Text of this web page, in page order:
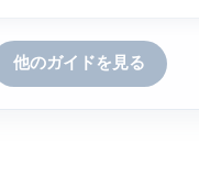
他のガイドを見る